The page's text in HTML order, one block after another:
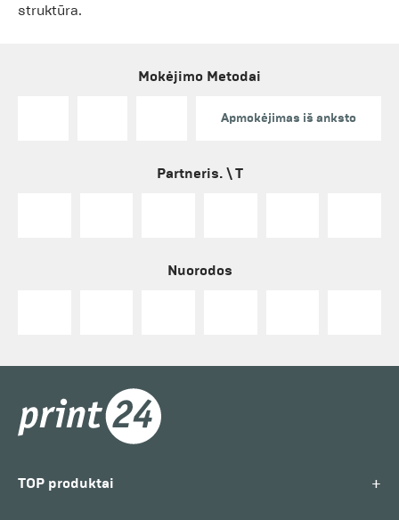
struktūra.
Mokėjimo Metodai
Apmokėjimas iš anksto
Partneris. \ T
Nuorodos
TOP produktai +